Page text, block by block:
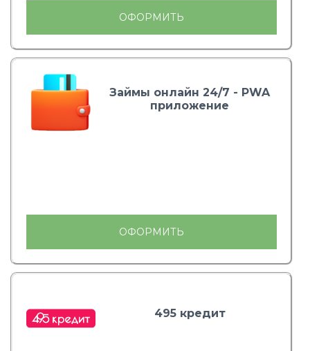
ОФОРМИТЬ
Займы онлайн 24/7 - PWA
приложение
ОФОРМИТЬ
495 кредит